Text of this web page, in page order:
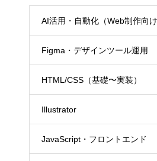
AI活用・自動化（Web制作向け
Figma・デザインツール運用
HTML/CSS（基礎〜実装）
Illustrator
JavaScript・フロントエンド